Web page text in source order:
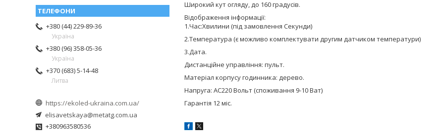
Широкий кут огляду, до 160 градусів.
Відображення інформації:
1.Час:Хвилини (під замовлення Секунди)
2.Температура (є можливо комплектувати другим датчиком температури)
3.Дата.
Дистанційне управління: пульт.
Матеріал корпусу годинника: дерево.
Напруга: АС220 Вольт (споживання 9-10 Ват)
Гарантія 12 міс.
+380 (44) 229-89-36
Україна
+380 (96) 358-05-36
Україна
+370 (683) 5-14-48
Литва
https://ekoled-ukraina.com.ua/
elisavetskaya@metatg.com.ua
+380963580536